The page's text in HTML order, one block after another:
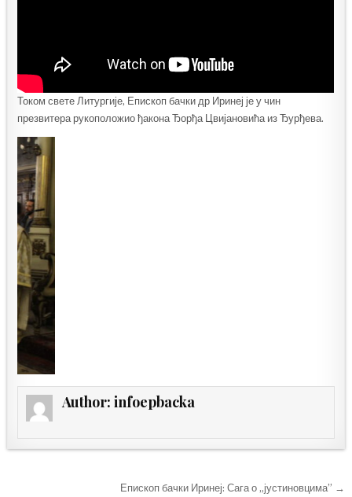
Током свете Литургије, Епископ бачки др Иринеј је у чин
презвитера рукоположио ђакона Ђорђа Цвијановића из Ђурђева.
Author:infoepbacka
Епископ бачки Иринеј: Сага о „јустиновцима” →